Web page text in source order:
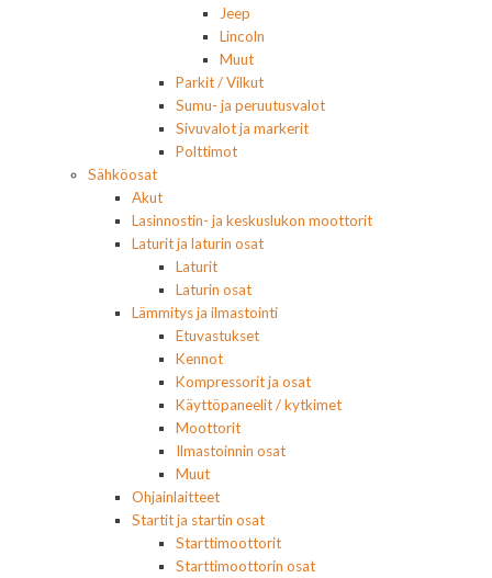
Jeep
Lincoln
Muut
Parkit / Vilkut
Sumu- ja peruutusvalot
Sivuvalot ja markerit
Polttimot
Sähköosat
Akut
Lasinnostin- ja keskuslukon moottorit
Laturit ja laturin osat
Laturit
Laturin osat
Lämmitys ja ilmastointi
Etuvastukset
Kennot
Kompressorit ja osat
Käyttöpaneelit / kytkimet
Moottorit
Ilmastoinnin osat
Muut
Ohjainlaitteet
Startit ja startin osat
Starttimoottorit
Starttimoottorin osat